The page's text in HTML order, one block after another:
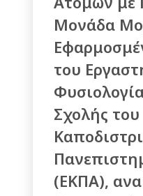
Μονάδα
του
Σχολής του
(ΕΚΠΑ),